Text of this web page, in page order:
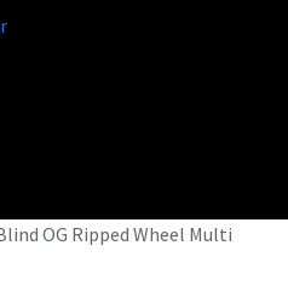
OG Ripped Wheel Multi